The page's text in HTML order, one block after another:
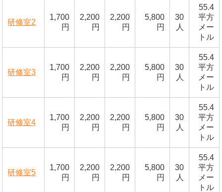
研修室2
1,700
円
2,200
円
2,200
円
5,800
円
30
人
55.4
平方
メー
トル
研修室3
1,700
円
2,200
円
2,200
円
5,800
円
30
人
55.4
平方
メー
トル
研修室4
1,700
円
2,200
円
2,200
円
5,800
円
30
人
55.4
平方
メー
トル
研修室5
1,700
円
2,200
円
2,200
円
5,800
円
30
人
55.4
平方
メー
トル